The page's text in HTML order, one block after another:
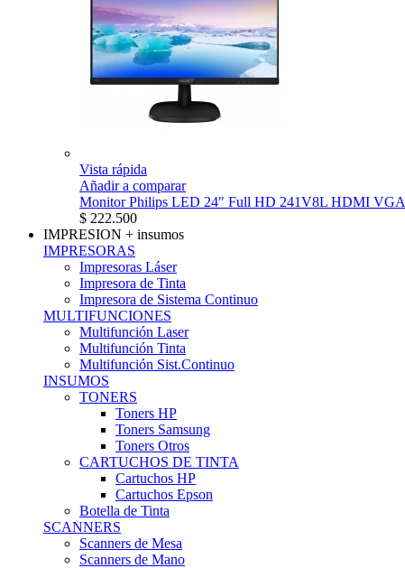
Vista rápida
Añadir a comparar
Monitor Philips LED 24" Full HD 241V8L HDMI VGA
$ 222.500
IMPRESION + insumos
IMPRESORAS
Impresoras Láser
Impresora de Tinta
Impresora de Sistema Continuo
MULTIFUNCIONES
Multifunción Laser
Multifunción Tinta
Multifunción Sist.Continuo
INSUMOS
TONERS
Toners HP
Toners Samsung
Toners Otros
CARTUCHOS DE TINTA
Cartuchos HP
Cartuchos Epson
Botella de Tinta
SCANNERS
Scanners de Mesa
Scanners de Mano